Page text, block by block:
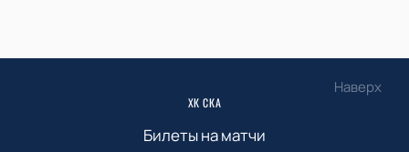
Наверх
ХК СКА
Билеты на матчи